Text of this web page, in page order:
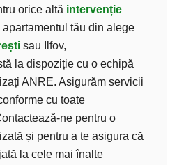
orice altă intervenție
apartamentul tău din alege
sau Ilfov,
la dispoziție cu o echipă
ANRE. Asigurăm servicii
cu toate
ne pentru o
și pentru a te asigura că
la cele mai înalte